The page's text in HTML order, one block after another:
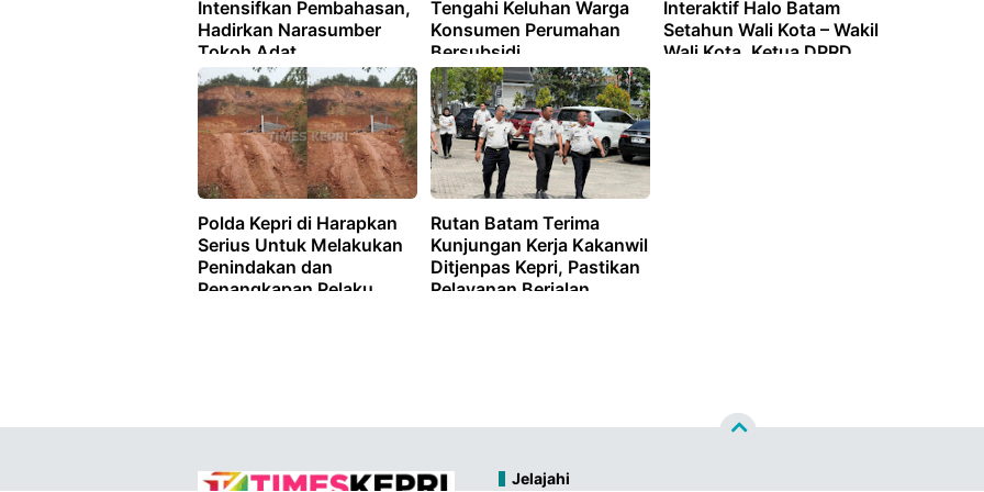
Intensifkan Pembahasan,
Hadirkan Narasumber
Tokoh Adat
Tengahi Keluhan Warga
Konsumen Perumahan
Bersubsidi
Interaktif Halo Batam
Setahun Wali Kota – Wakil
Wali Kota, Ketua DPRD
Polda Kepri di Harapkan
Serius Untuk Melakukan
Penindakan dan
Penangkapan Pelaku
Rutan Batam Terima
Kunjungan Kerja Kakanwil
Ditjenpas Kepri, Pastikan
Pelayanan Berjalan
Jelajahi